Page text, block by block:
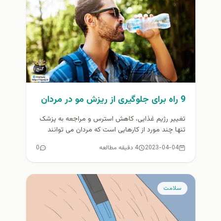
9 راه برای جلوگیری از ریزش مو در مردان
تغییر رژیم غذایی، کاهش استرس و مراجعه به پزشک
تنها چند مورد از کارهایی است که مردان می توانند
2023-04-04 4 دقیقه مطالعه 0
سلامت